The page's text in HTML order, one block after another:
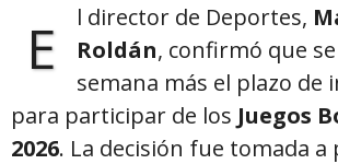
E l director de Deportes,
Roldán, confirmó que
semana más el plazo de
para participar de los Juegos
2026. La decisión fue tomada a